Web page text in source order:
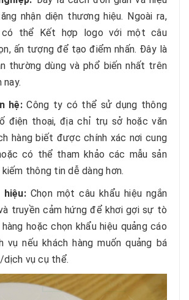
nhận diện thương hiệu. Ngoài ra,
thể Kết hợp logo với một câu
ấn tượng để tạo điểm nhấn. Đây là
thường dùng và phổ biến nhất trên
hệ:Công ty có thể sử dụng thông
điện thoại, địa chỉ trụ sở hoặc văn
hàng biết được chính xác nơi cung
có thể tham khảo các mẫu sản
thông tin dễ dàng hơn.
hiệu:Chọn một câu khẩu hiệu ngắn
truyền cảm hứng để khơi gợi sự tò
hoặc chọn khẩu hiệu quảng cáo
vụ nếu khách hàng muốn quảng bá
vụ cụ thể.